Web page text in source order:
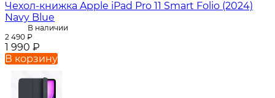
Чехол-книжка Apple iPad Pro 11 Smart Folio (2024)
Navy Blue
В наличии
2 490 ₽
1 990 ₽
В корзину